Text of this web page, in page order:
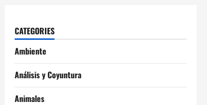
CATEGORIES
Ambiente
Análisis y Coyuntura
Animales